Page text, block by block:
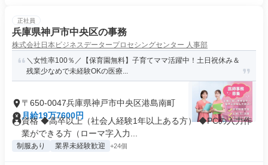
正社員
兵庫県神戸市中央区の事務
株式会社日本ビジネスデータープロセシングセンター 人事部
＼女性率100％／【保育園無料】子育てママ活躍中！土日祝休み＆
残業少なめで未経験OKの医療...
〒650-0047兵庫県神戸市中央区港島南町
月給19万7600円
資格 ◆高卒以上（社会人経験1年以上ある方） ◆PCの入力作
業ができる方（ローマ字入力...
制服あり 業界未経験歓迎 +24個